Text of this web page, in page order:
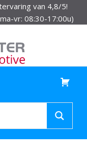
van 4,8/5!
vr: 08:30-17:00u)